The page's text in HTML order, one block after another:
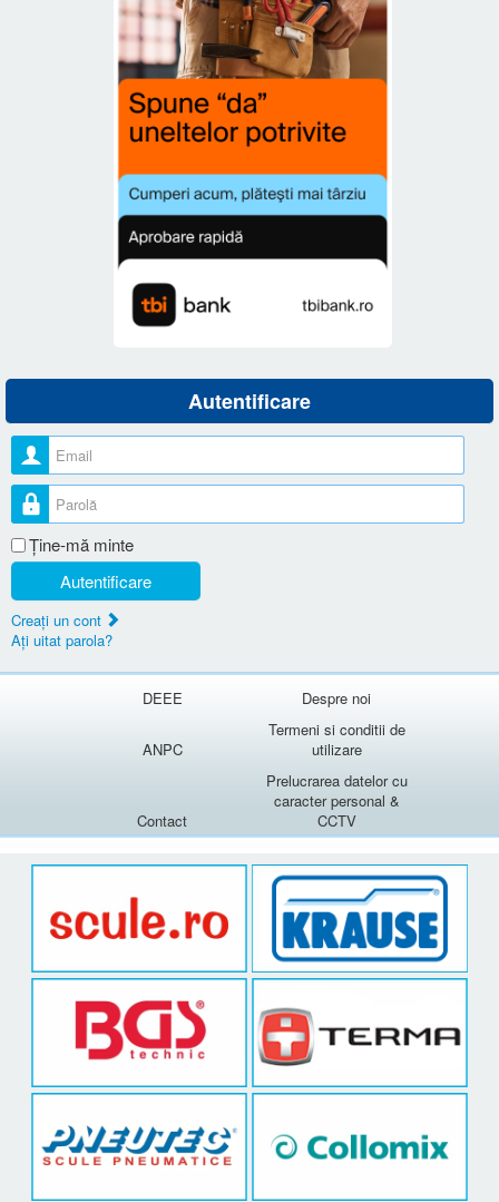
Autentificare
Nume utilizator
Parolă
Ţine-mă minte
Autentificare
Creaţi un cont
Aţi uitat parola?
DEEE Despre noi
ANPC
Termeni si conditii de
utilizare
Contact
Prelucrarea datelor cu
caracter personal &
CCTV